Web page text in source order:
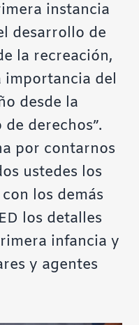
instancia
desarrollo de
la recreación,
del
desde la
derechos”.
por contarnos
ustedes los
los demás
los detalles
infancia y
y agentes